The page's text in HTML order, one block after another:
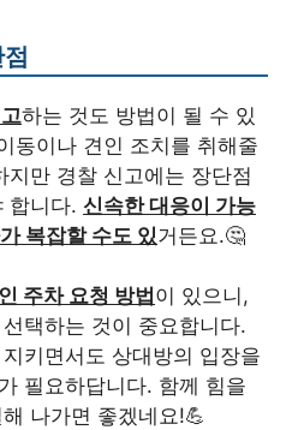
하는 것도 방법이 될 수 있
동이나 견인 조치를 취해줄
지만 경찰 신고에는 장단점
합니다. 신속한 대응이 가능
복잡할 수도 있거든요.🤔
주차 요청 방법 이 있으니,
택하는 것이 중요합니다.
키면서도 상대방의 입장을
필요하답니다. 함께 힘을
나가면 좋겠네요!💪